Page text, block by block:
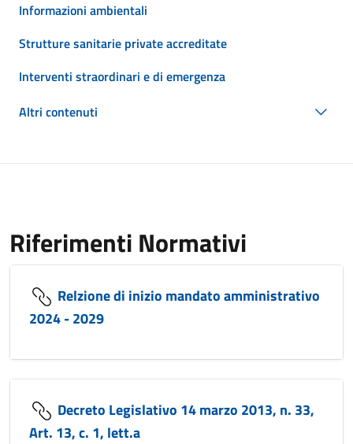
Informazioni ambientali
Strutture sanitarie private accreditate
Interventi straordinari e di emergenza
Altri contenuti
Riferimenti Normativi
Relzione di inizio mandato amministrativo
2024 - 2029
Decreto Legislativo 14 marzo 2013, n. 33,
Art. 13, c. 1, lett.a